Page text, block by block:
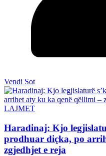
Vendi Sot
LAJMET
Haradinaj: Kjo
prodhuar diçka, po
zgjedhjet e reja